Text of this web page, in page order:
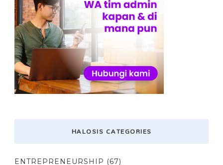
HALOSIS CATEGORIES
ENTREPRENEURSHIP (67)